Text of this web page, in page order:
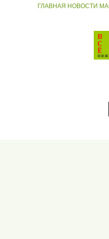
ГЛАВНАЯ НОВОСТИ